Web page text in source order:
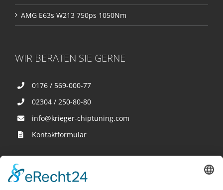
AMG E63s W213 750ps 1050Nm
WIR BERATEN SIE GERNE
0176 / 569-000-77
02304 / 250-80-80
info@krieger-chiptuning.com
Kontaktformular
Wir sind hier